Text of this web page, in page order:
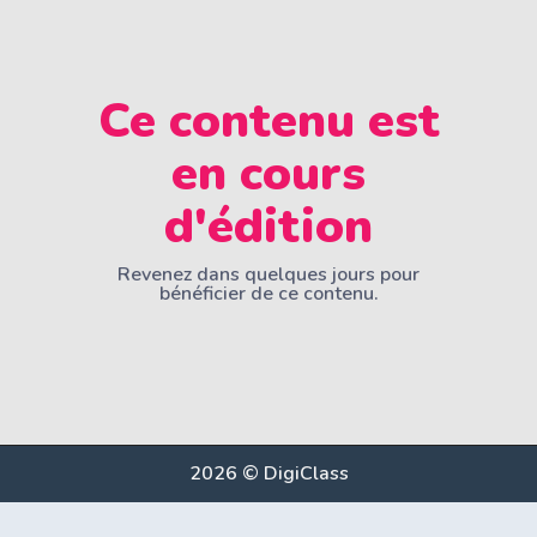
Ce contenu est
en cours
d'édition
Revenez dans quelques jours pour
bénéficier de ce contenu.
2026 © DigiClass